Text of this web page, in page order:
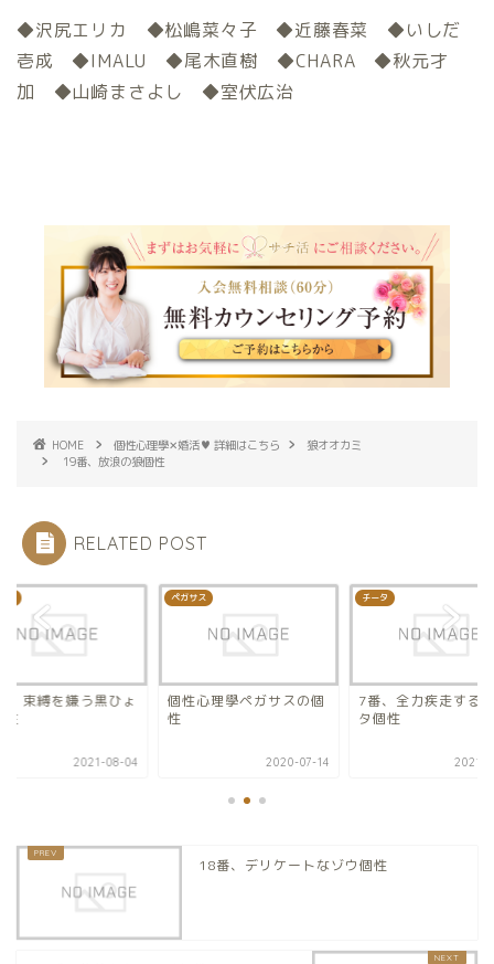
◆沢尻エリカ ◆松嶋菜々子 ◆近藤春菜 ◆いしだ
壱成 ◆IMALU ◆尾木直樹 ◆CHARA ◆秋元才
加 ◆山崎まさよし ◆室伏広治
HOME 個性心理學✕婚活♥ 詳細はこちら
狼オオカミ
19番、放浪の狼個性
RELATED POST
、束縛を嫌う黒ひょ
性
2021-08-04
ペガサス
個性心理學ペガサスの個
性
2020-07-14
チータ
7番、全力疾走する
タ個性
2021-
18番、デリケートなゾウ個性